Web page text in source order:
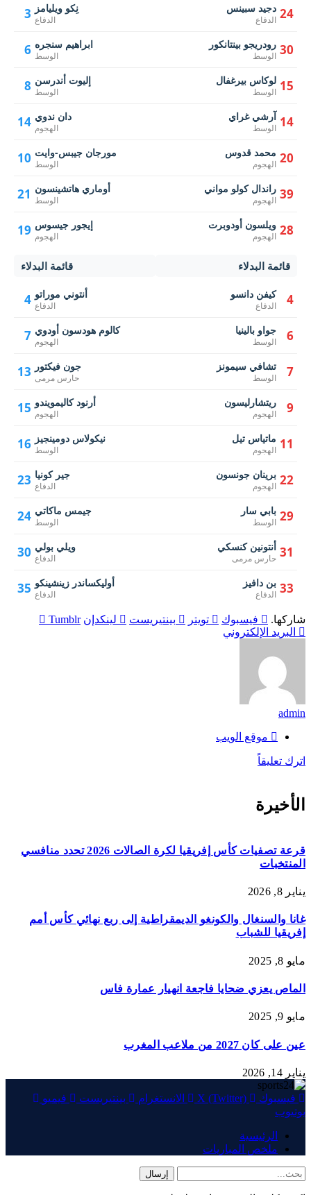
3 نِكو ويليامز
الدفاع
6 ابراهيم سنجره
الوسط
8 إليوت أندرسن
الوسط
14 دان ندوي
الهجوم
10 مورجان جيبس-وايت
الوسط
21 أوماري هاتشينسون
الوسط
19 إيجور جيسوس
الهجوم
قائمة البدلاء
4 أنتوني موراتو
الدفاع
7 كالوم هودسون أودوي
الهجوم
13 جون فيكتور
حارس مرمى
15 أرنود كاليمويندو
الهجوم
16 نيكولاس دومينجيز
الوسط
23 جير كونيا
الدفاع
24 جيمس ماكاتي
الوسط
30 ويلي بولي
الدفاع
35 أوليكساندر زينشينكو
الدفاع
24 دجيد سبينس
الدفاع
30 رودريجو بينتانكور
الوسط
15 لوكاس بيرغفال
الوسط
14 آرشي غراي
الوسط
20 محمد قدوس
الهجوم
39 راندال كولو مواني
الهجوم
28 ويلسون أودوبرت
الهجوم
قائمة البدلاء
4 كيفن دانسو
الدفاع
6 جواو بالينيا
الوسط
7 تشافي سيمونز
الوسط
9 ريتشارليسون
الهجوم
11 ماتياس تيل
الهجوم
22 برينان جونسون
الهجوم
29 بابي سار
الوسط
31 أنتونين كنسكي
حارس مرمى
33 بن دافيز
الدفاع
شاركها. فيسبوك تويتر بينتيريست لينكدإن Tumblr
البريد الإلكتروني
admin
موقع الويب
اترك تعليقاً
الأخيرة
قرعة تصفيات كأس إفريقيا لكرة الصالات 2026 تحدد منافسي
المنتخبات
يناير 8, 2026
غانا والسنغال والكونغو الديمقراطية إلى ربع نهائي كأس أمم
إفريقيا للشباب
مايو 8, 2025
الماص يعزي ضحايا فاجعة انهيار عمارة فاس
مايو 9, 2025
عين على كان 2027 من ملاعب المغرب
يناير 14, 2026
فيسبوك X (Twitter) الانستغرام بينتيريست
فيميو
يوتيوب
الرئيسية
ملخص المباريات
إرسال